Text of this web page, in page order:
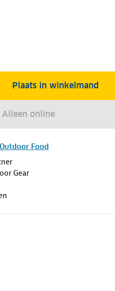
Plaats in winkelmand
Alleen online
Outdoor Food
Gear